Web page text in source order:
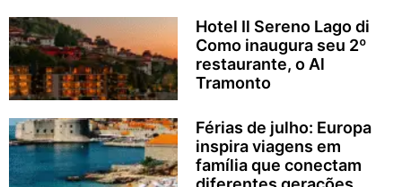
Hotel Il Sereno Lago di
Como inaugura seu 2º
restaurante, o Al
Tramonto
Férias de julho: Europa
inspira viagens em
família que conectam